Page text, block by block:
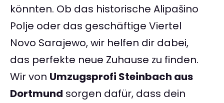
könnten. Ob das historische Alipašino
Polje oder das geschäftige Viertel
Novo Sarajewo, wir helfen dir dabei,
das perfekte neue Zuhause zu finden.
Wir von Umzugsprofi Steinbach aus
Dortmund sorgen dafür, dass dein